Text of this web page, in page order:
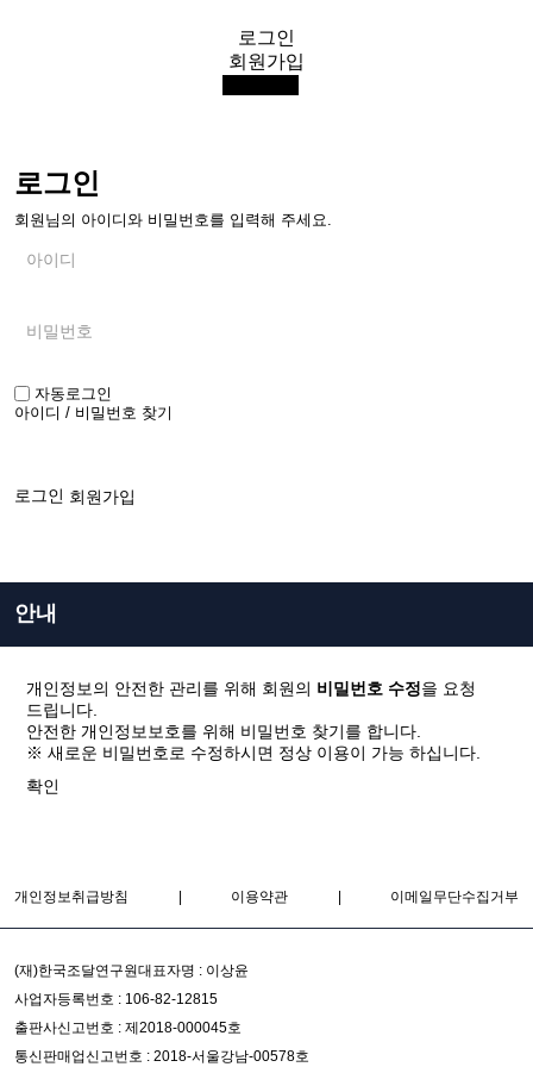
KIP
한국조달연구원
로그인
회원가입
로그인
회원님의 아이디와 비밀번호를 입력해 주세요.
자동로그인
아이디 / 비밀번호 찾기
로그인 회원가입
안내
개인정보의 안전한 관리를 위해 회원의 비밀번호 수정을 요청
드립니다.
안전한 개인정보보호를 위해 비밀번호 찾기를 합니다.
※ 새로운 비밀번호로 수정하시면 정상 이용이 가능 하십니다.
확인
개인정보취급방침 이용약관 이메일무단수집거부
(재)한국조달연구원대표자명 : 이상윤
사업자등록번호 : 106-82-12815
출판사신고번호 : 제2018-000045호
통신판매업신고번호 : 2018-서울강남-00578호